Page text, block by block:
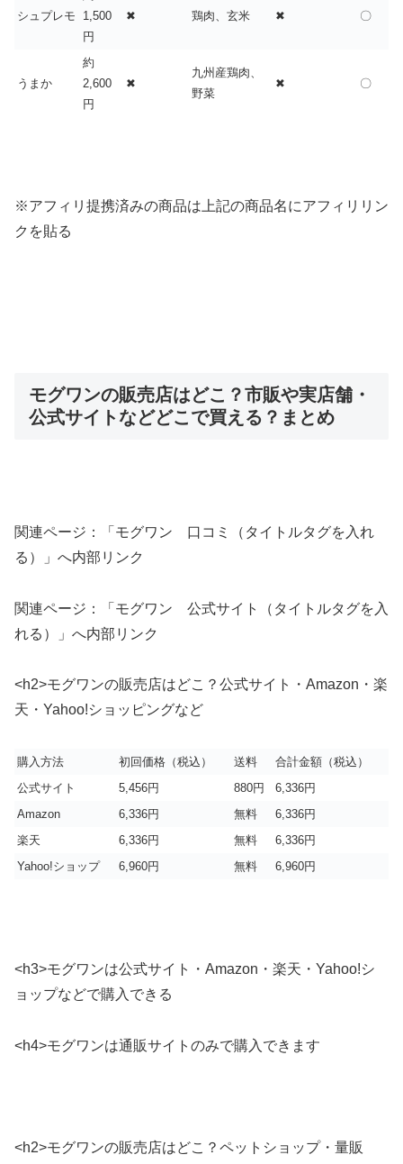
シュプレモ
1,500
円
✖ 鶏肉、玄米 ✖ 〇
うまか
約
2,600
円
✖
九州産鶏肉、
野菜
✖ 〇
※アフィリ提携済みの商品は上記の商品名にアフィリリン
クを貼る
モグワンの販売店はどこ？市販や実店舗・
公式サイトなどどこで買える？まとめ
関連ページ：「モグワン 口コミ（タイトルタグを入れ
る）」へ内部リンク
関連ページ：「モグワン 公式サイト（タイトルタグを入
れる）」へ内部リンク
<h2>モグワンの販売店はどこ？公式サイト・Amazon・楽
天・Yahoo!ショッピングなど
購入方法 初回価格（税込） 送料
合計金額（税込）
公式サイト
5,456円 880円
6,336円
Amazon
6,336円 無料
6,336円
楽天
6,336円 無料
6,336円
Yahoo!ショップ
6,960円 無料 6,960円
<h3>モグワンは公式サイト・Amazon・楽天・Yahoo!シ
ョップなどで購入できる
<h4>モグワンは通販サイトのみで購入できます
<h2>モグワンの販売店はどこ？ペットショップ・量販